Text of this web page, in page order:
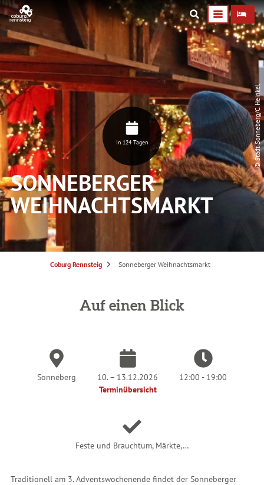
© Stadt Sonneberg/C. Heinkel
In 124 Tagen
SONNEBERGER
WEIHNACHTSMARKT
S
Coburg Rennsteig Sonneberger Weihnachtsmarkt
Auf einen Blick
Sonneberg
10. – 13.12.2026
Terminübersicht
12:00 - 19:00
Feste und Brauchtum, Märkte,…
Traditionell am 3. Adventswochenende findet der Sonneberger